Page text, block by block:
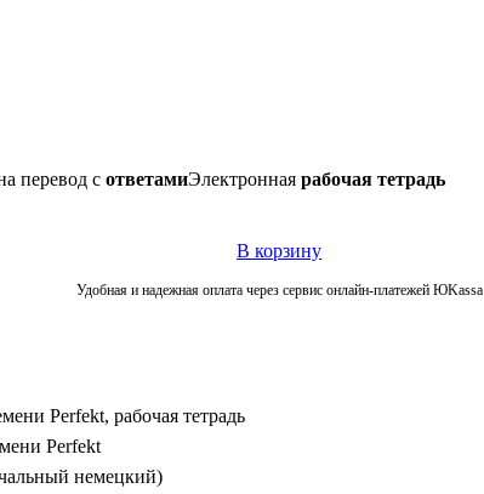
перевод с ответамиЭлектронная рабочая тетрадь
В корзину
Удобная и надежная оплата через сервис онлайн-платежей ЮKassa
Perfekt, рабочая тетрадь
Perfekt
немецкий)